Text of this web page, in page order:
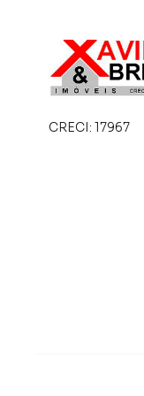
CRECI: 17967